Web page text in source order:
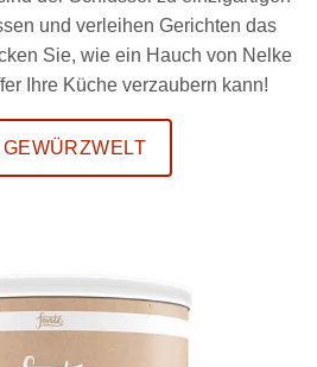
und verleihen Gerichten das
Sie, wie ein Hauch von Nelke
Ihre Küche verzaubern kann!